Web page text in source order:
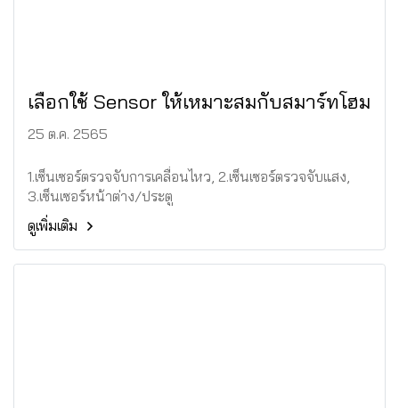
เลือกใช้ Sensor ให้เหมาะสมกับสมาร์ทโฮม
25 ต.ค. 2565
1.เซ็นเซอร์ตรวจจับการเคลื่อนไหว, 2.เซ็นเซอร์ตรวจจับแสง,
3.เซ็นเซอร์หน้าต่าง/ประตู
ดูเพิ่มเติม